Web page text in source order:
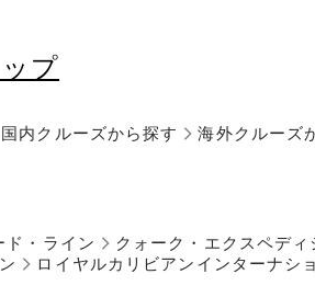
プ
国内クルーズから探す 海外クルーズ
ド・ライン クォーク・エクスペディ
ロイヤルカリビアンインターナシ